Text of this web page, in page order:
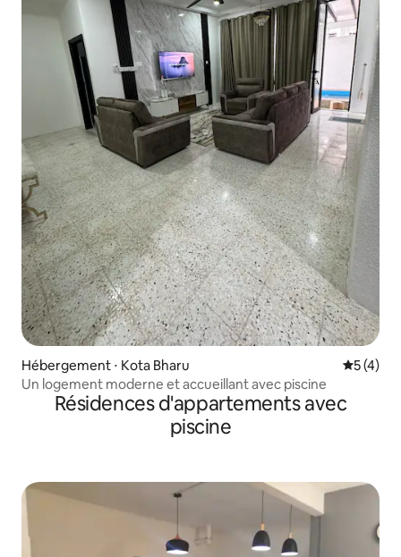
Hébergement ⋅ Kota Bharu
5 (4)
Un logement moderne et accueillant avec piscine
Résidences d'appartements avec
piscine